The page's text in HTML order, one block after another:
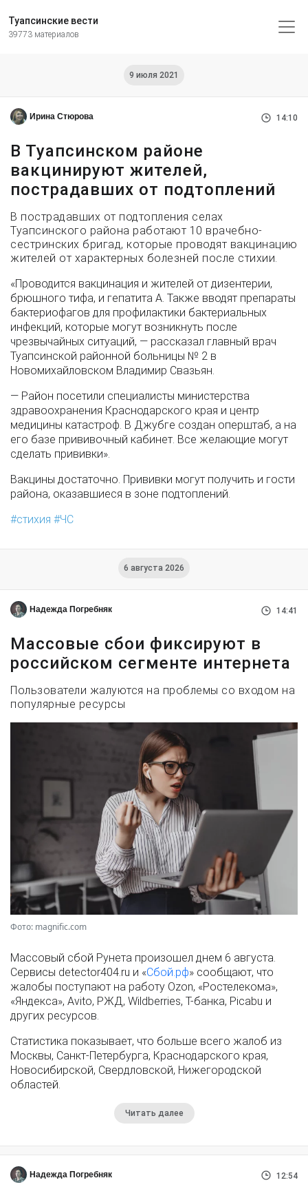
Туапсинские вести
39773 материалов
9 июля 2021
Ирина Стюрова 14:10
В Туапсинском районе
вакцинируют жителей,
пострадавших от подтоплений
В пострадавших от подтопления селах
Туапсинского района работают 10 врачебно-
сестринских бригад, которые проводят вакцинацию
жителей от характерных болезней после стихии.
«Проводится вакцинация и жителей от дизентерии,
брюшного тифа, и гепатита А. Также вводят препараты
бактериофагов для профилактики бактериальных
инфекций, которые могут возникнуть после
чрезвычайных ситуаций, — рассказал главный врач
Туапсинской районной больницы № 2 в
Новомихайловском Владимир Свазьян.
— Район посетили специалисты министерства
здравоохранения Краснодарского края и центр
медицины катастроф. В Джубге создан оперштаб, а на
его базе прививочный кабинет. Все желающие могут
сделать прививки».
Вакцины достаточно. Прививки могут получить и гости
района, оказавшиеся в зоне подтоплений.
стихия
ЧС
6 августа 2026
Надежда Погребняк 14:41
Массовые сбои фиксируют в
российском сегменте интернета
Пользователи жалуются на проблемы со входом на
популярные ресурсы
Фото: magnific.com
Массовый сбой Рунета произошел днем 6 августа.
Сервисы detector404.ru и «Сбой.рф» сообщают, что
жалобы поступают на работу Ozon, «Ростелекома»,
«Яндекса», Avito, РЖД, Wildberries, Т-банка, Picabu и
других ресурсов.
Статистика показывает, что больше всего жалоб из
Москвы, Санкт-Петербурга, Краснодарского края,
Новосибирской, Свердловской, Нижегородской
областей.
Читать далее
Надежда Погребняк 12:54